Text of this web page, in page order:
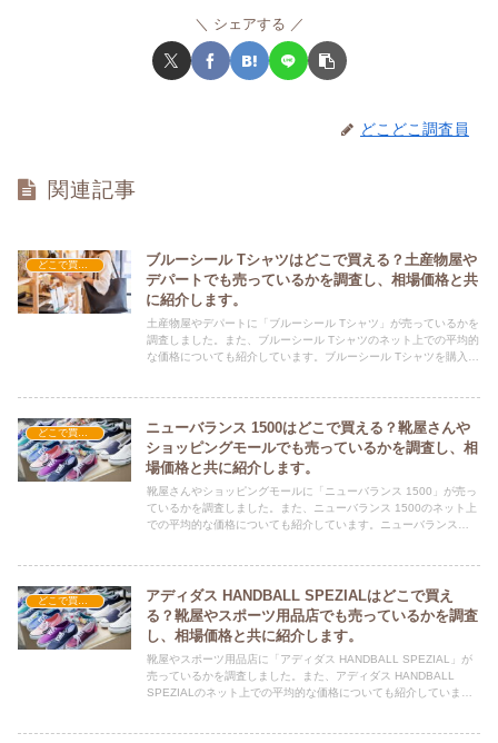
シェアする
どこどこ調査員
関連記事
ブルーシール Tシャツはどこで買える？土産物屋や
デパートでも売っているかを調査し、相場価格と共
に紹介します。
土産物屋やデパートに「ブルーシール Tシャツ」が売っているかを
調査しました。また、ブルーシール Tシャツのネット上での平均的
な価格についても紹介しています。ブルーシール Tシャツを購入す
ニューバランス 1500はどこで買える？靴屋さんや
ショッピングモールでも売っているかを調査し、相
場価格と共に紹介します。
靴屋さんやショッピングモールに「ニューバランス 1500」が売っ
ているかを調査しました。また、ニューバランス 1500のネット上
での平均的な価格についても紹介しています。ニューバランス
アディダス HANDBALL SPEZIALはどこで買え
る？靴屋やスポーツ用品店でも売っているかを調査
し、相場価格と共に紹介します。
靴屋やスポーツ用品店に「アディダス HANDBALL SPEZIAL」が
売っているかを調査しました。また、アディダス HANDBALL
SPEZIALのネット上での平均的な価格についても紹介していま